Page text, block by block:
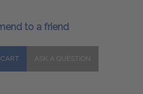
to a friend